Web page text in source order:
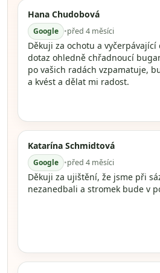
Hana Chudobová
Google •před 4 měsíci
Děkuji za ochotu a
dotaz ohledně chřadnoucí
po vašich radách vzpamatuje,
a kvést a dělat mi radost.
Katarína Schmidtová
Google •před 4 měsíci
Děkuji za ujištění, že jsme při
nezanedbali a stromek bude v